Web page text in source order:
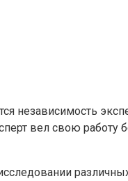
независимость
вел свою